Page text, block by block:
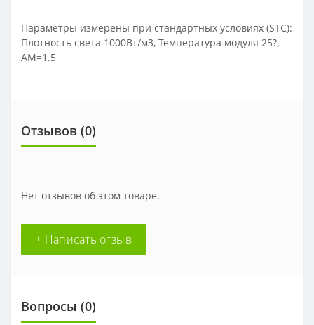
Параметры измерены при стандартных условиях (STC):
Плотность света 1000Вт/м3, Температура модуля 25?,
AM=1.5
Отзывов (0)
Нет отзывов об этом товаре.
+ Написать отзыв
Вопросы (0)